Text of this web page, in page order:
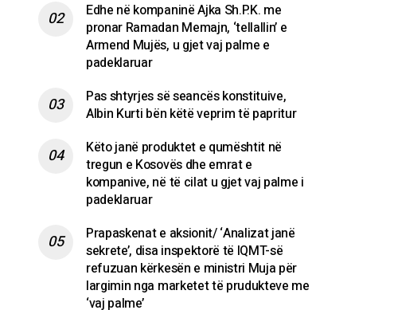
Edhe në kompaninë Ajka Sh.P.K. me
pronar Ramadan Memajn, ‘tellallin’ e
Armend Mujës, u gjet vaj palme e
padeklaruar
Pas shtyrjes së seancës konstituive,
Albin Kurti bën këtë veprim të papritur
Këto janë produktet e qumështit në
tregun e Kosovës dhe emrat e
kompanive, në të cilat u gjet vaj palme i
padeklaruar
Prapaskenat e aksionit/ ‘Analizat janë
sekrete’, disa inspektorë të IQMT-së
refuzuan kërkesën e ministri Muja për
largimin nga marketet të prudukteve me
‘vaj palme’